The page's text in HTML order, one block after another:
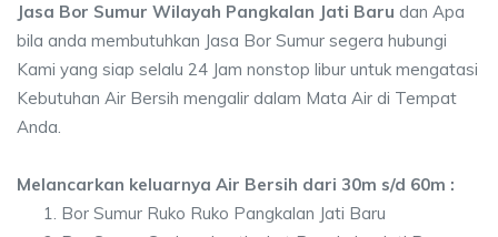
Jasa Bor Sumur Wilayah Pangkalan Jati Baru dan Apa
bila anda membutuhkan Jasa Bor Sumur segera hubungi
Kami yang siap selalu 24 Jam nonstop libur untuk mengatasi
Kebutuhan Air Bersih mengalir dalam Mata Air di Tempat
Anda.
Melancarkan keluarnya Air Bersih dari 30m s/d 60m :
Bor Sumur Ruko Ruko Pangkalan Jati Baru